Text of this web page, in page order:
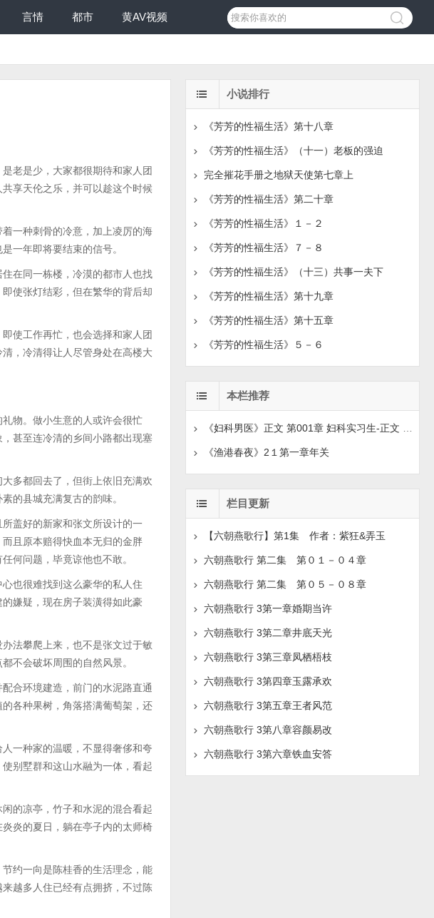
言情 都市 黄AV视频
老是少，大家都很期待和家人团
享天伦之乐，并可以趁这个时候
一种刺骨的冷意，加上凌厉的海
一年即将要结束的信号。
在同一栋楼，冷漠的都市人也找
使张灯结彩，但在繁华的背后却
使工作再忙，也会选择和家人团
，冷清得让人尽管身处在高楼大
物。做小生意的人或许会很忙
甚至连冷清的乡间小路都出现塞
多都回去了，但街上依旧充满欢
的县城充满复古的韵味。
盖好的新家和张文所设计的一
且原本赔得快血本无归的金胖
何问题，毕竟谅他也不敢。
也很难找到这么豪华的私人住
嫌疑，现在房子装潢得如此豪
法攀爬上来，也不是张文过于敏
不会破坏周围的自然风景。
合环境建造，前门的水泥路直通
各种果树，角落搭满葡萄架，还
一种家的温暖，不显得奢侈和夸
别墅群和这山水融为一体，看起
的凉亭，竹子和水泥的混合看起
炎的夏日，躺在亭子内的太师椅
约一向是陈桂香的生活理念，能
越多人住已经有点拥挤，不过陈
小说排行
《芳芳的性福生活》第十八章
《芳芳的性福生活》（十一）老板的强迫
完全摧花手册之地狱天使第七章上
《芳芳的性福生活》第二十章
《芳芳的性福生活》１－２
《芳芳的性福生活》７－８
《芳芳的性福生活》（十三）共事一夫下
《芳芳的性福生活》第十九章
《芳芳的性福生活》第十五章
《芳芳的性福生活》５－６
本栏推荐
《渔港春夜》2１第一章年关
栏目更新
【六朝燕歌行】第1集 作者：紫狂&弄玉
六朝燕歌行 第二集 第０１－０４章
六朝燕歌行 第二集 第０５－０８章
六朝燕歌行 3第一章婚期当许
六朝燕歌行 3第二章井底天光
六朝燕歌行 3第三章凤栖梧枝
六朝燕歌行 3第四章玉露承欢
六朝燕歌行 3第五章王者风范
六朝燕歌行 3第八章容颜易改
六朝燕歌行 3第六章铁血安答